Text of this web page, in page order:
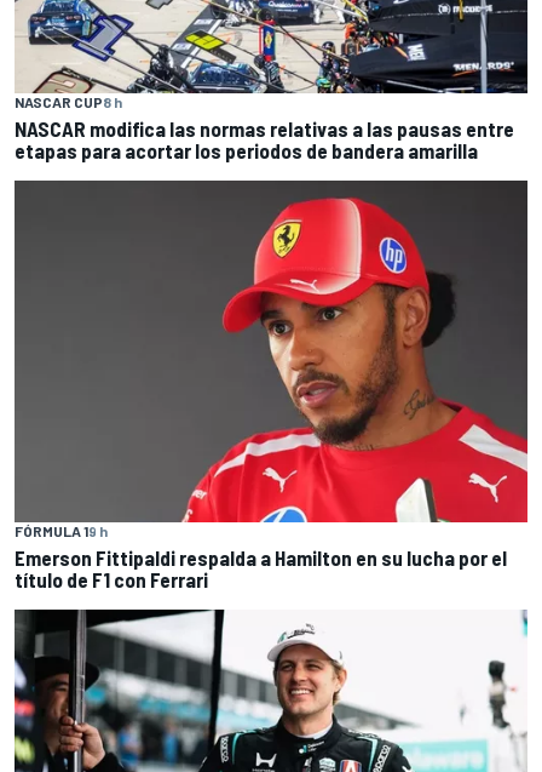
NASCAR CUP8 h
NASCAR modifica las normas relativas a las pausas entre
etapas para acortar los periodos de bandera amarilla
FÓRMULA 19 h
Emerson Fittipaldi respalda a Hamilton en su lucha por el
título de F1 con Ferrari